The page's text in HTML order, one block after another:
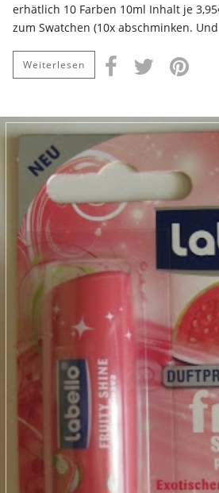
erhätlich 10 Farben 10ml Inhalt je
zum Swatchen (10x abschminken.
Weiterlesen